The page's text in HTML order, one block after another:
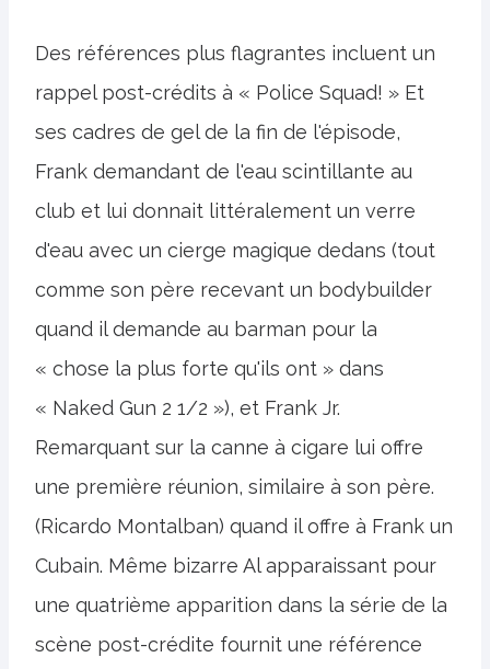
Des références plus flagrantes incluent un
rappel post-crédits à « Police Squad! » Et
ses cadres de gel de la fin de l'épisode,
Frank demandant de l'eau scintillante au
club et lui donnait littéralement un verre
d'eau avec un cierge magique dedans (tout
comme son père recevant un bodybuilder
quand il demande au barman pour la
« chose la plus forte qu'ils ont » dans
« Naked Gun 2 1/2 »), et Frank Jr.
Remarquant sur la canne à cigare lui offre
une première réunion, similaire à son père.
(Ricardo Montalban) quand il offre à Frank un
Cubain. Même bizarre Al apparaissant pour
une quatrième apparition dans la série de la
scène post-crédite fournit une référence